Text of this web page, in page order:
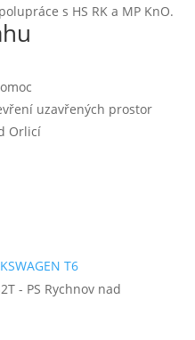
s HS RK a MP KnO.
uzavřených prostor
Orlicí
T6
- PS Rychnov nad